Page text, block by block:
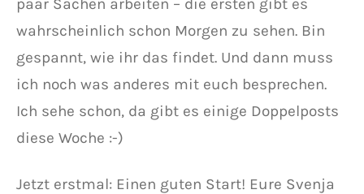
wahrscheinlich schon Morgen zu sehen. Bin
gespannt, wie ihr das findet. Und dann muss
ich noch was anderes mit euch besprechen.
Ich sehe schon, da gibt es einige Doppelposts
diese Woche :-)
Jetzt erstmal: Einen guten Start! Eure Svenja